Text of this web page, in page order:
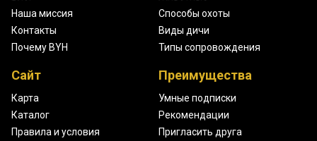
Наша миссия
Контакты
Почему BYH
Способы охоты
Виды дичи
Типы сопровождения
Сайт
Карта
Каталог
Правила и условия
Преимущества
Умные подписки
Рекомендации
Пригласить друга